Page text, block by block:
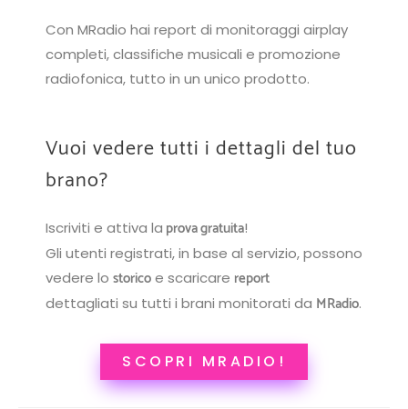
Con MRadio hai report di monitoraggi airplay
completi, classifiche musicali e promozione
radiofonica, tutto in un unico prodotto.
Vuoi vedere tutti i dettagli del tuo
brano?
Iscriviti e attiva la prova gratuita!
Gli utenti registrati, in base al servizio, possono
vedere lo storicoe scaricare report
dettagliati su tutti i brani monitorati da MRadio.
SCOPRI MRADIO!